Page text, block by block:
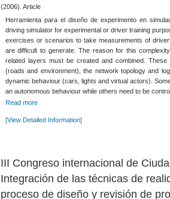
(2006). Article
Herramienta para el diseño de experimento en
driving simulator for experimental or driver training
exercises or scenarios to take measurements of
are difficult to generate. The reason for this
related layers must be created and combined.
(roads and environment), the network topology and
dynamic behaviour (cars, lights and virtual actors).
an autonomous behaviour while others need to be
Read more
[View Detailed Information]
III Congreso internacional de
Integración de las técnicas de
proceso de diseño y revisión de